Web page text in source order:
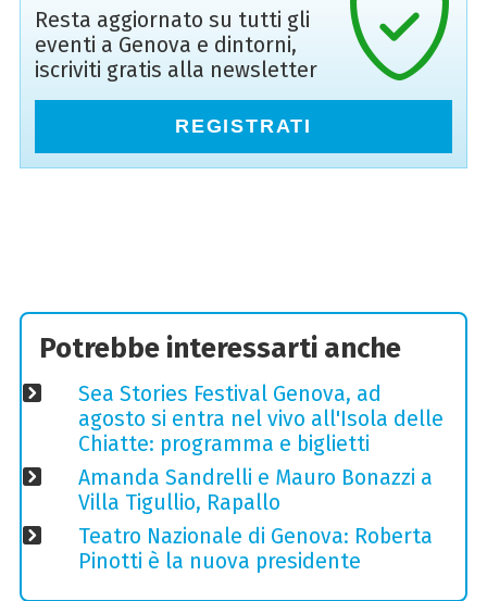
Resta aggiornato su tutti gli
eventi a Genova e dintorni,
iscriviti gratis alla newsletter
REGISTRATI
Potrebbe interessarti anche
Sea Stories Festival Genova, ad
agosto si entra nel vivo all'Isola delle
Chiatte: programma e biglietti
Amanda Sandrelli e Mauro Bonazzi a
Villa Tigullio, Rapallo
Teatro Nazionale di Genova: Roberta
Pinotti è la nuova presidente